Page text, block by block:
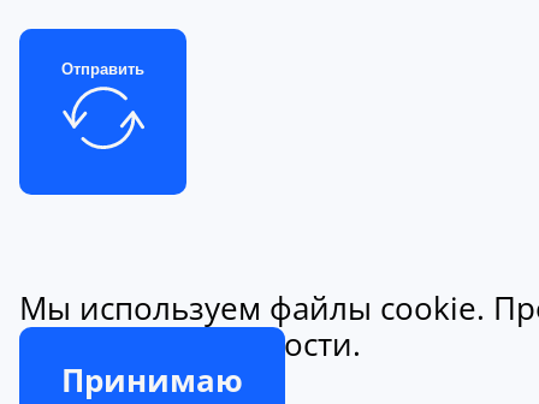
Отправить
Мы используем файлы cookie.
конфиденциальности.
Принимаю